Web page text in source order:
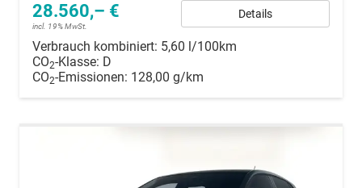
28.560,– €
incl. 19% MwSt.
Details
Verbrauch kombiniert: 5,60 l/100km
CO2-Klasse: D
CO2-Emissionen: 128,00 g/km